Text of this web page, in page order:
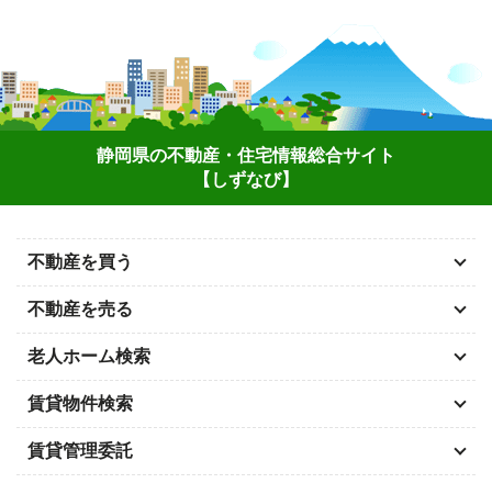
静岡県の不動産・住宅情報総合サイト
【しずなび】
不動産を買う
不動産を売る
老人ホーム検索
賃貸物件検索
賃貸管理委託